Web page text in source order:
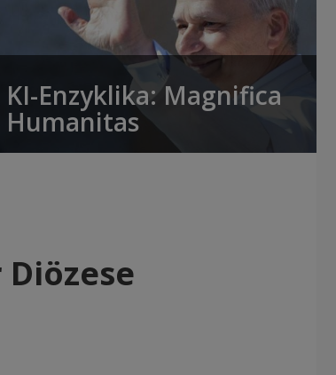
KI-Enzyklika: Magnifica
Humanitas